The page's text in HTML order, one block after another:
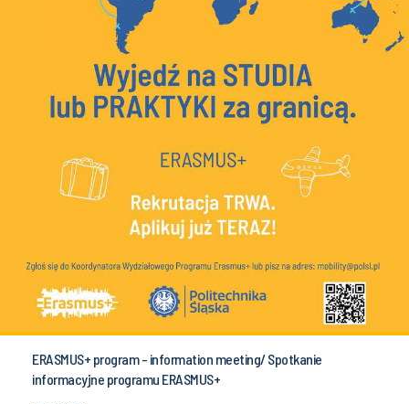
ERASMUS+ program - information meeting/ Spotkanie
informacyjne programu ERASMUS+